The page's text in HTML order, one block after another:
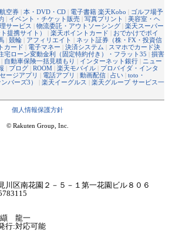
空券 | 本・DVD・CD | 電子書籍 楽天Kobo | ゴルフ場予
| イベント・チケット販売 | 写真プリント | 美容室・ヘ
サービス | 物流委託・アウトソーシング | 楽天スーパー
提携サイト） | 楽天ポイントカード | おでかけでポイ
| 競輪 | アフィリエイト | ネット証券（株・FX・投資信
カード | 電子マネー | 決済システム | スマホでカード決
宅ローン変動金利（固定特約付き）・フラット35 | 損害
| 自動車保険一括見積もり | インターネット銀行 | ニュー
| ブログ | ROOM | 楽天モバイル | プロバイダ・インタ
ージアプリ | 電話アプリ | 動画配信 | 占い | toto・
バーズ3） | 楽天イーグルス | 楽天グループ サービス一
個人情報保護方針
© Rakuten Group, Inc.
川区南花園２－５－１第一花園ビル８０６
龍一
行:対応可能